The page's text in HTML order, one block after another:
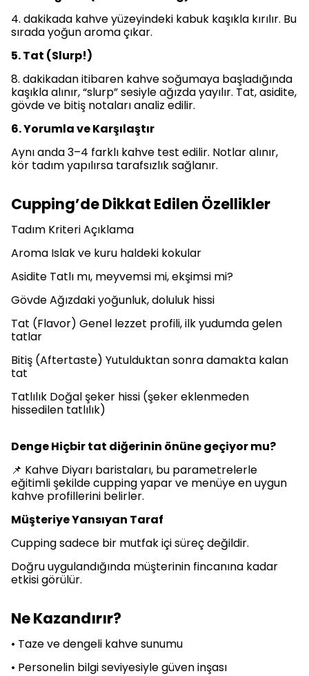
4. dakikada kahve yüzeyindeki kabuk kaşıkla kırılır. Bu
sırada yoğun aroma çıkar.
5. Tat (Slurp!)
8. dakikadan itibaren kahve soğumaya başladığında
kaşıkla alınır, “slurp” sesiyle ağızda yayılır. Tat, asidite,
gövde ve bitiş notaları analiz edilir.
6. Yorumla ve Karşılaştır
Aynı anda 3–4 farklı kahve test edilir. Notlar alınır,
kör tadım yapılırsa tarafsızlık sağlanır.
Cupping’de Dikkat Edilen Özellikler
Tadım Kriteri Açıklama
Aroma Islak ve kuru haldeki kokular
Asidite Tatlı mı, meyvemsi mi, ekşimsi mi?
Gövde Ağızdaki yoğunluk, doluluk hissi
Tat (Flavor) Genel lezzet profili, ilk yudumda gelen
tatlar
Bitiş (Aftertaste) Yutulduktan sonra damakta kalan
tat
Tatlılık Doğal şeker hissi (şeker eklenmeden
hissedilen tatlılık)
Denge Hiçbir tat diğerinin önüne geçiyor mu?
📌 Kahve Diyarı baristaları, bu parametrelerle
eğitimli şekilde cupping yapar ve menüye en uygun
kahve profillerini belirler.
Müşteriye Yansıyan Taraf
Cupping sadece bir mutfak içi süreç değildir.
Doğru uygulandığında müşterinin fincanına kadar
etkisi görülür.
Ne Kazandırır?
• Taze ve dengeli kahve sunumu
• Personelin bilgi seviyesiyle güven inşası